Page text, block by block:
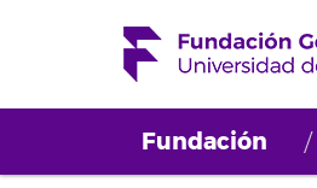
Fundación